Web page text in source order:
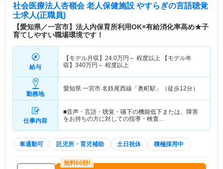
社会医療法人杏嶺会 老人保健施設 やすらぎの言語聴覚
士求人(正職員)
【愛知県／一宮市】法人内保育所利用OK×有給消化率高め★子
育てしやすい職場環境です！
給与
【モデル月収】 24.0万円～ 程度以上 【モデル年
収】 340万円～ 程度以上
勤務地
愛知県 一宮市 名鉄尾西線「奥町駅」（徒歩12分）
仕事内容
■音声・言語・聴覚・嚥下の機能低下または、障害
をお持ちの方に対しての指導・検査…
車通勤可 託児所・育児補助 土日祝休 積極採用中